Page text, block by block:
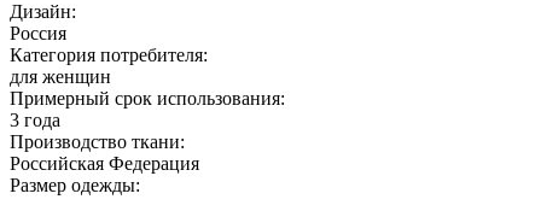
Дизайн:
Россия
Категория потребителя:
для женщин
Примерный срок использования:
3 года
Производство ткани:
Российская Федерация
Размер одежды: